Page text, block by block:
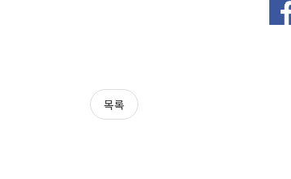
목록